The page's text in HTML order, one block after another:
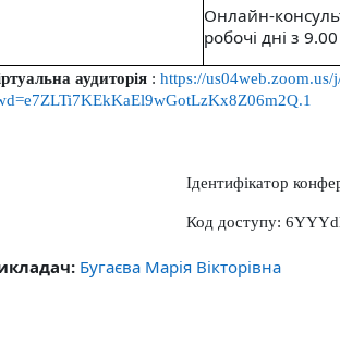
Онлайн-
робочі дні з
аудиторія : https://
конференції:
доступу:
Бугаєва Марія Вікторівна